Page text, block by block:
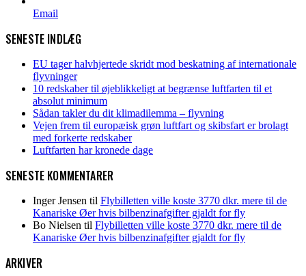
Email
SENESTE INDLÆG
EU tager halvhjertede skridt mod beskatning af internationale
flyvninger
10 redskaber til øjeblikkeligt at begrænse luftfarten til et
absolut minimum
Sådan takler du dit klimadilemma – flyvning
Vejen frem til europæisk grøn luftfart og skibsfart er brolagt
med forkerte redskaber
Luftfarten har kronede dage
SENESTE KOMMENTARER
Inger Jensen til Flybilletten ville koste 3770 dkr. mere til de
Kanariske Øer hvis bilbenzinafgifter gjaldt for fly
Bo Nielsen til Flybilletten ville koste 3770 dkr. mere til de
Kanariske Øer hvis bilbenzinafgifter gjaldt for fly
ARKIVER